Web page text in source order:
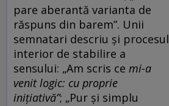
pare aberantă varianta de
răspuns din barem”. Unii
semnatari descriu și procesul
interior de stabilire a
sensului: „Am scris ce mi-a
venit logic: cu proprie
inițiativă”; „Pur și simplu